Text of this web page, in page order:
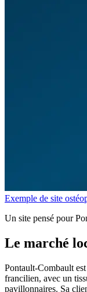
Exemple de site
Un site pensé pour
Le marché
Pontault-Combault
francilien, avec un
pavillonnaires. Sa